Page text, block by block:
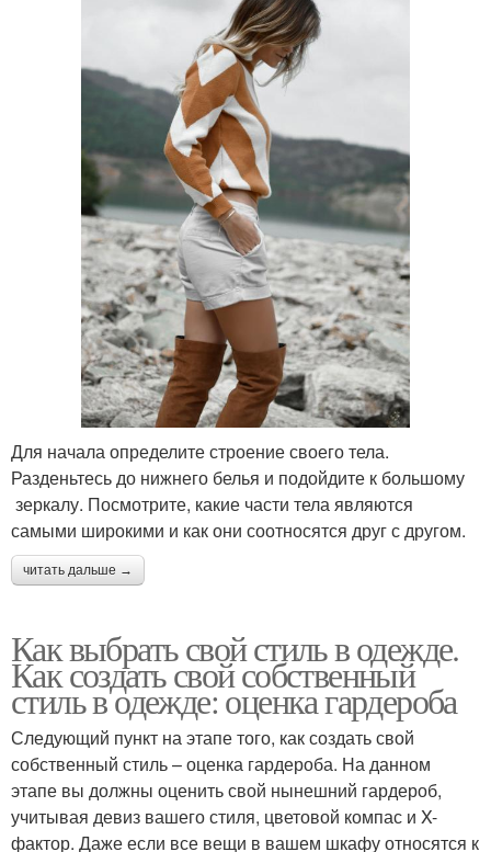
Для начала определите строение своего тела.
Разденьтесь до нижнего белья и подойдите к большому
зеркалу. Посмотрите, какие части тела являются
самыми широкими и как они соотносятся друг с другом.
читать дальше →
Как выбрать свой стиль в одежде.
Как создать свой собственный
стиль в одежде: оценка гардероба
Следующий пункт на этапе того, как создать свой
собственный стиль – оценка гардероба. На данном
этапе вы должны оценить свой нынешний гардероб,
учитывая девиз вашего стиля, цветовой компас и X-
фактор. Даже если все вещи в вашем шкафу относятся к